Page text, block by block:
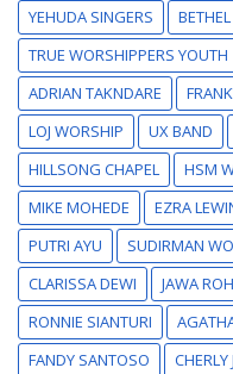
YEHUDA SINGERS
TRUE WORSHIPPERS YOUTH
ADRIAN TAKNDARE
LOJ WORSHIP
UX BAND
HILLSONG CHAPEL
HSM
MIKE MOHEDE
EZRA
PUTRI AYU
SUDIRMAN
CLARISSA DEWI
JAWA
RONNIE SIANTURI
FANDY SANTOSO
CHERLY